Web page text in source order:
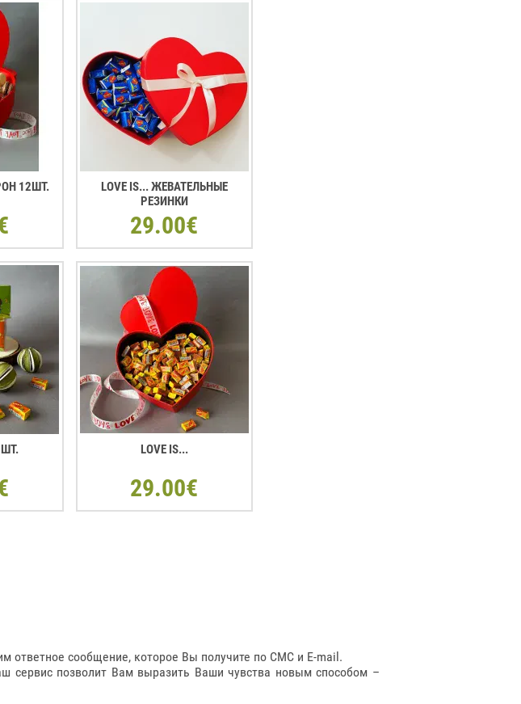
12ШТ.
LOVE IS... ЖЕВАТЕЛЬНЫЕ
РЕЗИНКИ
29.00€
LOVE IS...
29.00€
сообщение, которое Вы получите по СМС и E-mail.
сервис позволит Вам выразить Ваши чувства новым способом –